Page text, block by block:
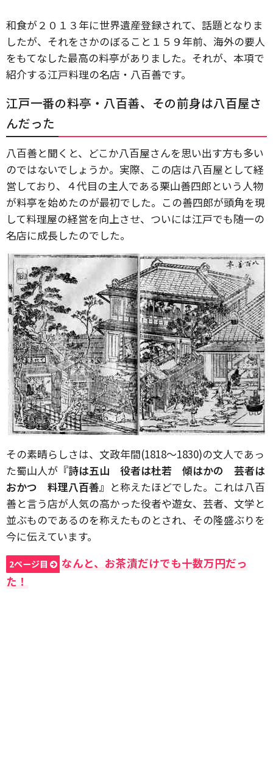
和食が２０１３年に世界遺産登録されて、話題となりま
したが、それをさかのぼること１５９年前、海外の要人
をもてなした最高の料亭がありました。それが、本項で
紹介する江戸料理の名店・八百善です。
江戸一番の料亭・八百善、その前身は八百屋さ
んだった
八百善と聞くと、どこか八百屋さんを思い出す方も多い
のではないでしょうか。実際、この店は八百屋として経
営しており、４代目の主人である栗山善四郎という人物
が料亭を始めたのが最初でした。この善四郎が頭角を現
して料理屋の経営を向上させ、ついには江戸でも随一の
名店に成長したのでした。
その素晴らしさは、文政年間(1818～1830)の文人であっ
た蜀山人が 『詩は五山 役者は杜若 傾はかの 芸者は
おかつ 料理八百善』 と称えたほどでした。これは八百
善と言う店が人気の高かった役者や遊女、芸者、文学と
並ぶものであるのを称えたものとされ、その隆盛ぶりを
今に伝えています。
2ページ目
なんと、お茶漬だけでも十数万円だっ
た！